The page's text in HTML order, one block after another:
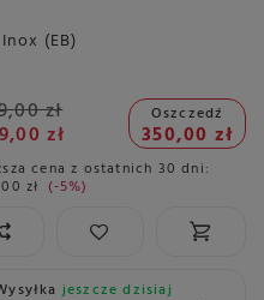
(EB)
zł
zł
Oszczedź
350,00 zł
cena z ostatnich 30 dni:
zł -5%
jeszcze dzisiaj